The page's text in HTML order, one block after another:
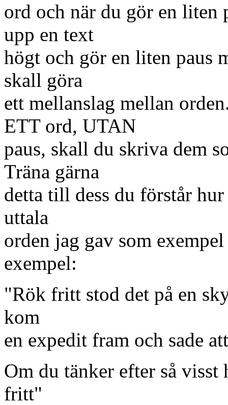
ord och när du gör en liten
upp en text
högt och gör en liten paus
skall göra
ett mellanslag mellan
ETT ord, UTAN
paus, skall du skriva dem
Träna gärna
detta till dess du förstår
uttala
orden jag gav som
exempel:
"Rök fritt stod det på en
kom
en expedit fram och sade
Om du tänker efter så
fritt"